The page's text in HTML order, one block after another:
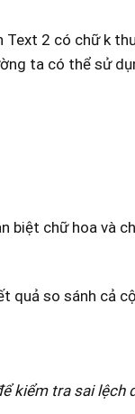
2 có chữ k
ta có thể sử
biệt chữ hoa và
quả so sánh cả
kiểm tra sai lệch